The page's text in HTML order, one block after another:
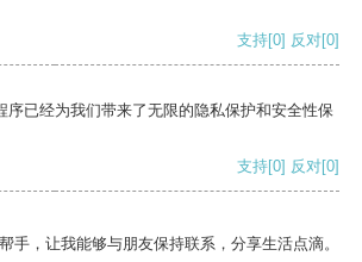
支持[0] 反对[0]
序已经为我们带来了无限的隐私保护和安全性保
支持[0] 反对[0]
手，让我能够与朋友保持联系，分享生活点滴。